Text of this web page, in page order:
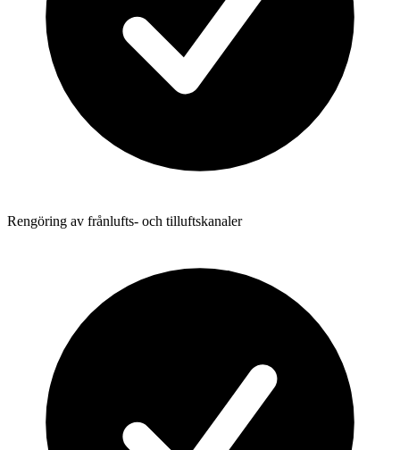
Rengöring av frånlufts- och tilluftskanaler